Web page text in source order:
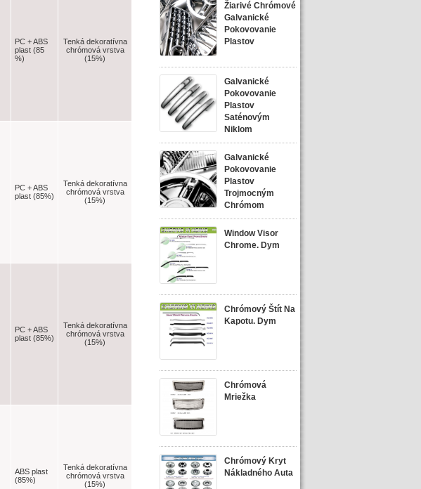
PC + ABS
plast (85
%)
Tenká dekoratívna
chrómová vrstva
(15%)
PC + ABS
plast (85%)
Tenká dekoratívna
chrómová vrstva
(15%)
PC + ABS
plast (85%)
Tenká dekoratívna
chrómová vrstva
(15%)
ABS plast
(85%)
Tenká dekoratívna
chrómová vrstva
(15%)
Žiarivé Chrómové
Galvanické
Pokovovanie
Plastov
Galvanické
Pokovovanie
Plastov
Saténovým
Niklom
Galvanické
Pokovovanie
Plastov
Trojmocným
Chrómom
Window Visor
Chrome. Dym
Chrómový Štít Na
Kapotu. Dym
Chrómová
Mriežka
Chrómový Kryt
Nákladného Auta